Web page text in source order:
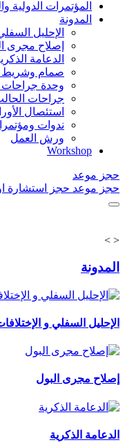
المؤتمرات الدولية
المدونة
الإحليل
إصلاح مجرى
الدعامة
صمام وشريط
وحدة
جراحات
استئصال
ندوات
ورش العمل
Workshop
حجز موعد
حجز موعد حجز استشارة
<
>
المدونة
الإحليل السفلي و
إصلاح مجرى البول
الدعامة الذكرية